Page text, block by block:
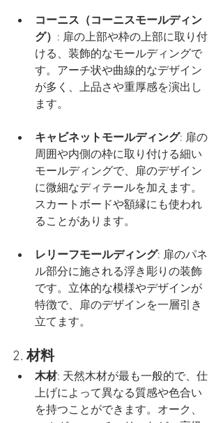
コーニス（コーニスモールディン
グ） : 扉の上部や枠の上部に取り付
ける、装飾的なモールディングで
す。アーチ状や曲線的なデザイン
が多く、上品さや重厚感を演出し
ます。
キャビネットモールディング: 扉の
周囲や内側の枠に取り付ける細い
モールディングで、扉のデザイン
に微細なディテールを加えます。
スカートボードや額縁にも使われ
ることがあります。
レリーフモールディング: 扉のパネ
ル部分に施される浮き彫りの装飾
です。立体的な模様やデザインが
特徴で、扉のデザインを一層引き
立てます。
2. 材料
木材: 天然木材が最も一般的で、仕
上げによって異なる質感や色合い
を持つことができます。オーク、